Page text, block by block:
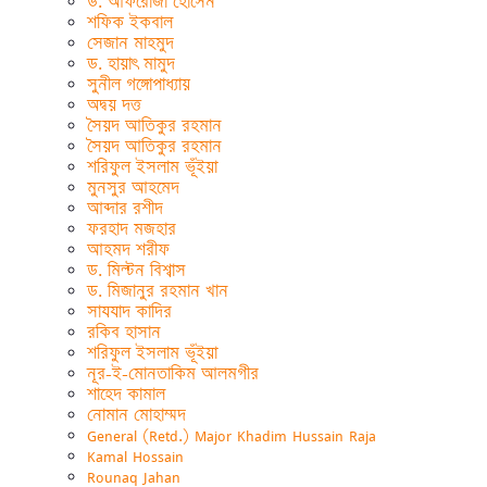
শফিক ইকবাল
সেজান মাহমুদ
ড. হায়াৎ মামুদ
সুনীল গঙ্গোপাধ্যায়
অদ্বয় দত্ত
সৈয়দ আতিকুর রহমান
সৈয়দ আতিকুর রহমান
শরিফুল ইসলাম ভূঁইয়া
মুনসুর আহমেদ
আব্দার রশীদ
ফরহাদ মজহার
আহমদ শরীফ
ড. মিল্টন বিশ্বাস
ড. মিজানুর রহমান খান
সাযযাদ কাদির
রকিব হাসান
শরিফুল ইসলাম ভূঁইয়া
নূর-ই-মোনতাকিম আলমগীর
শাহেদ কামাল
নোমান মোহাম্মদ
General (Retd.) Major Khadim Hussain Raja
Kamal Hossain
Rounaq Jahan